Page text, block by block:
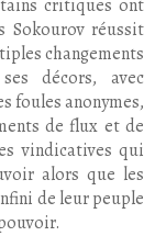
critiques ont
Sokourov réussit
changements
décors, avec
foules anonymes,
de flux et de
vindicatives qui
alors que les
de leur peuple